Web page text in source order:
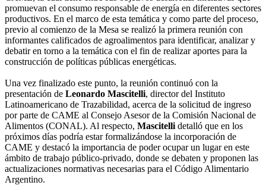
promuevan el consumo responsable de energía en diferentes sectores
productivos. En el marco de esta temática y como parte del proceso,
previo al comienzo de la Mesa se realizó la primera reunión con
informantes calificados de agroalimentos para identificar, analizar y
debatir en torno a la temática con el fin de realizar aportes para la
construcción de políticas públicas energéticas.
Una vez finalizado este punto, la reunión continuó con la
presentación de Leonardo Mascitelli, director del Instituto
Latinoamericano de Trazabilidad, acerca de la solicitud de ingreso
por parte de CAME al Consejo Asesor de la Comisión Nacional de
Alimentos (CONAL). Al respecto, Mascitelli detalló que en los
próximos días podría estar formalizándose la incorporación de
CAME y destacó la importancia de poder ocupar un lugar en este
ámbito de trabajo público-privado, donde se debaten y proponen las
actualizaciones normativas necesarias para el Código Alimentario
Argentino.